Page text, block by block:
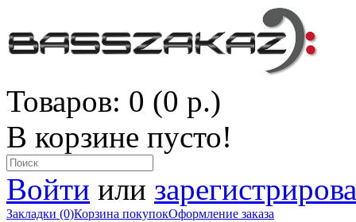
Товаров: 0 (0 р.)
В корзине пусто!
Войти или
Закладки (0)Корзина покупокОформление заказа